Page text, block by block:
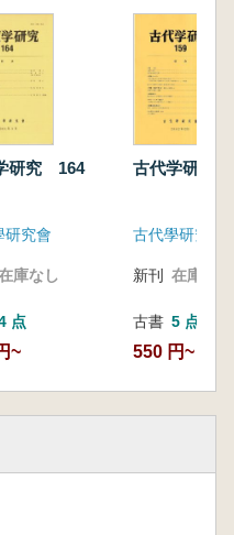
墳(継体陵) 上田
則 54
学(群集墳見学3)
建物」 松本 岩雄
紙
研究 164
研究會
庫なし
点
~
古代学研究
古代學研究會
新刊 在庫なし
古書 5 点
550 円~